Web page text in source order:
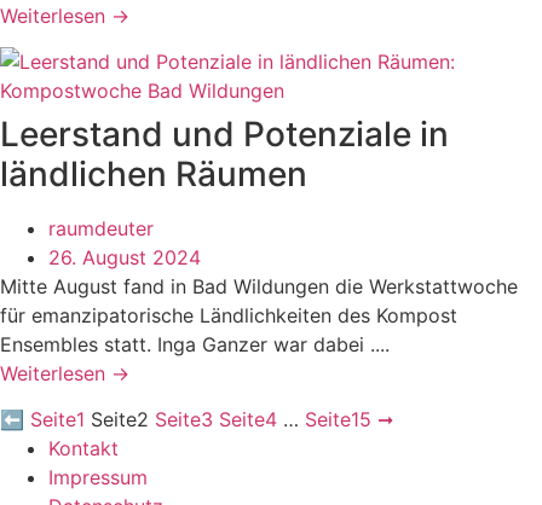
Weiterlesen →
Leerstand und Potenziale in
ländlichen Räumen
raumdeuter
26. August 2024
Mitte August fand in Bad Wildungen die Werkstattwoche
für emanzipatorische Ländlichkeiten des Kompost
Ensembles statt. Inga Ganzer war dabei ....
Weiterlesen →
⬅ Seite1 Seite2 Seite3 Seite4 … Seite15 ➞
Kontakt
Impressum